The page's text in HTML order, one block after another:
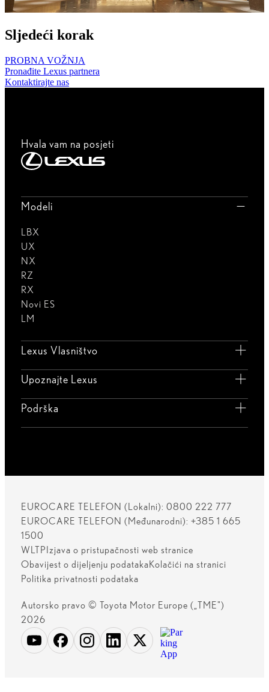
Sljedeći korak
PROBNA VOŽNJA
Pronađite Lexus partnera
Kontaktirajte nas
Hvala vam na posjeti
Modeli
LBX
UX
NX
RZ
RX
Novi ES
LM
Lexus Vlasništvo
Upoznajte Lexus
Podrška
EUROCARE TELEFON (Lokalni): 0800 222 777
EUROCARE TELEFON (Međunarodni): +385 1 665
1500
WLTPIzjava o pristupačnosti web stranice
Obavijest o dijeljenju podatakaKolačići na stranici
Politika privatnosti podataka
Autorsko pravo © Toyota Motor Europe („TME")
2026